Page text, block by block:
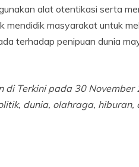
alat otentikasi serta
mendidik masyarakat untuk
terhadap penipuan dunia
Terkini pada 30 November
dunia, olahraga, hiburan,